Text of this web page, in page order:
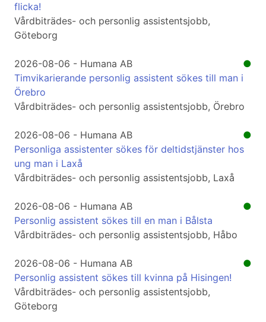
flicka!
Vårdbiträdes- och personlig assistentsjobb,
Göteborg
●
2026-08-06 - Humana AB
Timvikarierande personlig assistent sökes till man i
Örebro
Vårdbiträdes- och personlig assistentsjobb, Örebro
●
2026-08-06 - Humana AB
Personliga assistenter sökes för deltidstjänster hos
ung man i Laxå
Vårdbiträdes- och personlig assistentsjobb, Laxå
●
2026-08-06 - Humana AB
Personlig assistent sökes till en man i Bålsta
Vårdbiträdes- och personlig assistentsjobb, Håbo
●
2026-08-06 - Humana AB
Personlig assistent sökes till kvinna på Hisingen!
Vårdbiträdes- och personlig assistentsjobb,
Göteborg